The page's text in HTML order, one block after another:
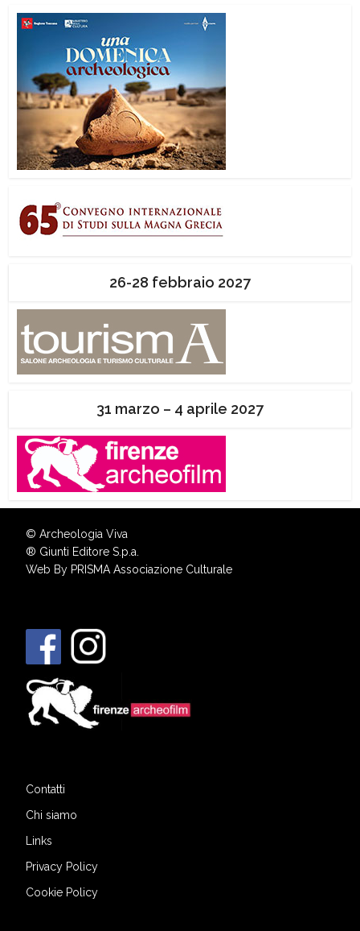
26-28 febbraio 2027
31 marzo – 4 aprile 2027
© Archeologia Viva
® Giunti Editore S.p.a.
Web By PRISMA Associazione Culturale
Contatti
Chi siamo
Links
Privacy Policy
Cookie Policy